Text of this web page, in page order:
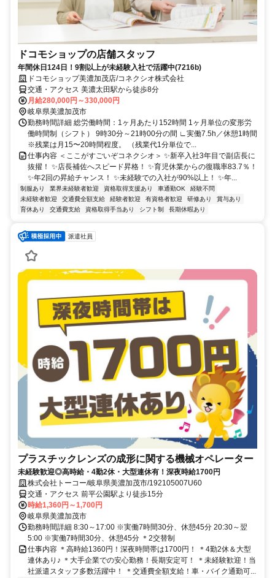
ドコモショップの店舗スタッフ
年間休日124日！9割以上が未経験入社で活躍中(7216b)
ドコモショップ美濃加茂店/コネクシオ株式会社
交通・アクセス 美濃太田駅から徒歩8分
月給280,000円～330,000円
岐阜県美濃加茂市
勤務時間詳細 総労働時間：1ヶ月あたり152時間 1ヶ月単位の変形労
働時間制（シフト） 9時30分～21時00分の間 ∟実働7.5h／休憩1時間
※残業は月15〜20時間程度。 （残業代1分単位で...
仕事内容 ＜ここがすごいぞコネクシオ＞ ✨新卒入社3年目で副店長に
抜擢！ ✨店長補佐へスピード昇格！ ✨育児休業からの復職率83.7％！
✨年2回の昇給チャンス！ ✨未経験での入社が90%以上！ ✨年...
制服あり 業界未経験者歓迎 資格取得支援あり 車通勤OK
経験不問
未経験者歓迎
交通費全額支給 経験者歓迎 有資格者歓迎 研修あり
賞与あり
育休あり
交通費支給 資格取得手当あり シフト制 長期休暇あり
派遣社員
プラスチックレンズの成形に関する機械オペレーター
未経験歓迎◎高時給・4勤2休・大型連休有！深夜時給1700円
株式会社トーコー/岐阜県美濃加茂市/192105007U60
交通・アクセス 前平公園駅より徒歩15分
時給1,360円～1,700円
岐阜県美濃加茂市
勤務時間詳細 8:30～17:00 ※実働7時間30分、休憩45分 20:30～翌
5:00 ※実働7時間30分、休憩45分 ＊2交替制
仕事内容 ＊高時給1360円！深夜時間帯は1700円！ ＊4勤2休＆大型
連休あり♪ ＊大手企業での安心勤務！長期安定可！ ＊未経験歓迎！当
社派遣スタッフ多数活躍中！ ＊交通費全額支給！車・バイク通勤可...